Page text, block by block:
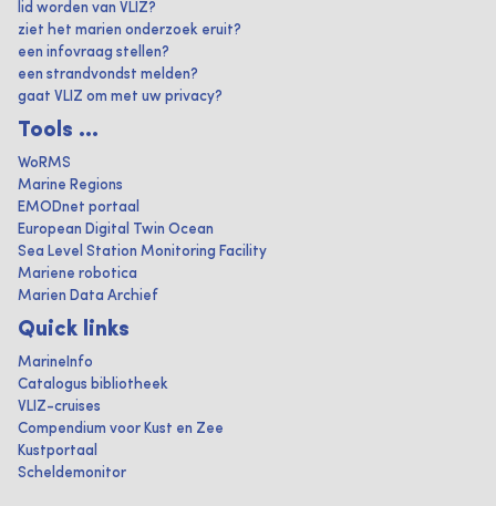
lid worden van VLIZ?
ziet het marien onderzoek eruit?
een infovraag stellen?
een strandvondst melden?
gaat VLIZ om met uw privacy?
Tools ...
WoRMS
Marine Regions
EMODnet portaal
European Digital Twin Ocean
Sea Level Station Monitoring Facility
Mariene robotica
Marien Data Archief
Quick links
MarineInfo
Catalogus bibliotheek
VLIZ-cruises
Compendium voor Kust en Zee
Kustportaal
Scheldemonitor